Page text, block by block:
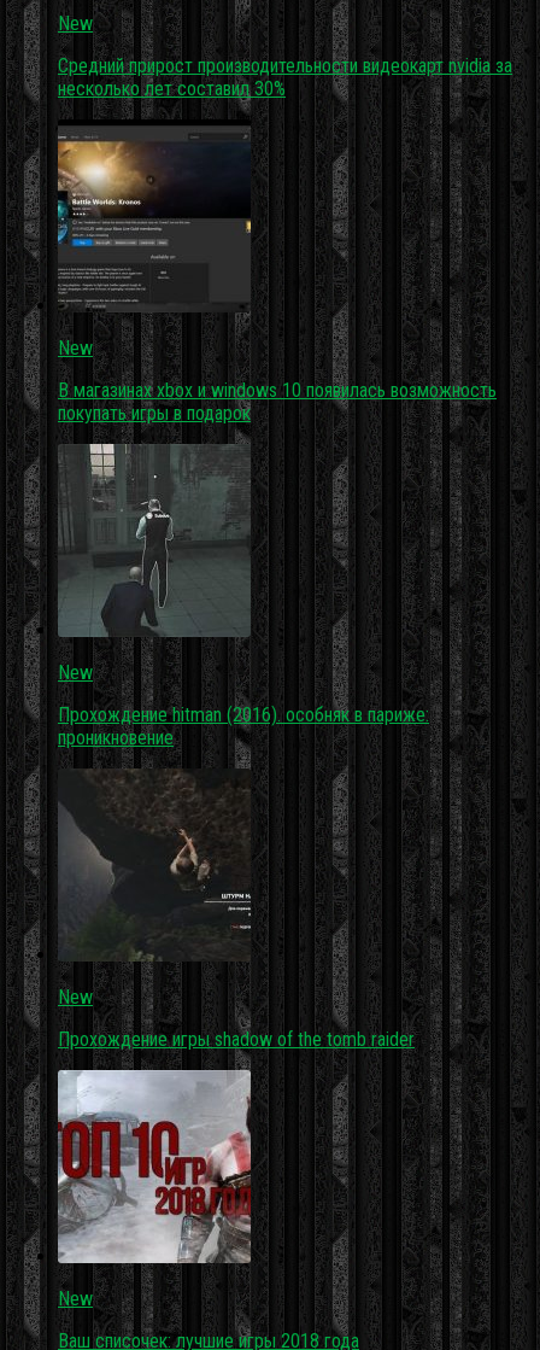
New
Средний прирост производительности видеокарт nvidia за
несколько лет составил 30%
New
В магазинах xbox и windows 10 появилась возможность
покупать игры в подарок
New
Прохождение hitman (2016). особняк в париже:
проникновение
New
Прохождение игры shadow of the tomb raider
New
Ваш списочек: лучшие игры 2018 года